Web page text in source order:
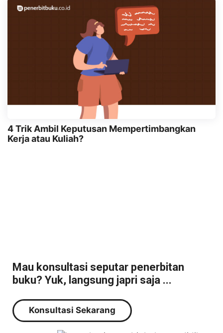
4 Trik Ambil Keputusan Mempertimbangkan
Kerja atau Kuliah?
Mau konsultasi seputar penerbitan
buku? Yuk, langsung japri saja ...
Konsultasi Sekarang